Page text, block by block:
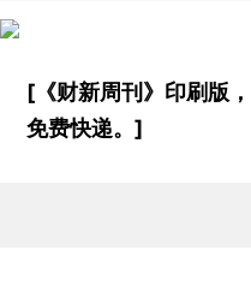
[《财新周刊》印刷版，
免费快递。]